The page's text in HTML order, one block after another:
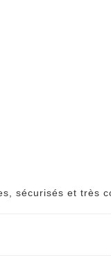
sécurisés et très